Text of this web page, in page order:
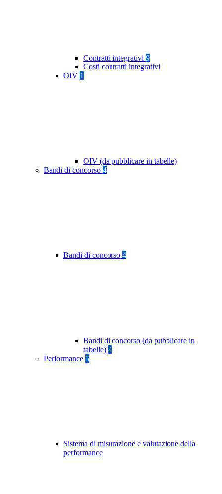
Contratti integrativi 9
Costi contratti integrativi
OIV 1
OIV (da pubblicare in tabelle)
Bandi di concorso 4
Bandi di concorso 4
Bandi di concorso (da pubblicare in
tabelle) 4
Performance 5
Sistema di misurazione e valutazione della
performance